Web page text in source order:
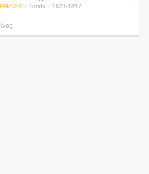
12-1 Fonds 1823-1857